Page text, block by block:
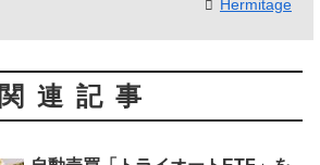
Hermitage
関連記事